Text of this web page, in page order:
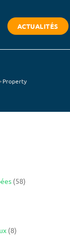
ACTUALITÉS
Property
(58)
(8)